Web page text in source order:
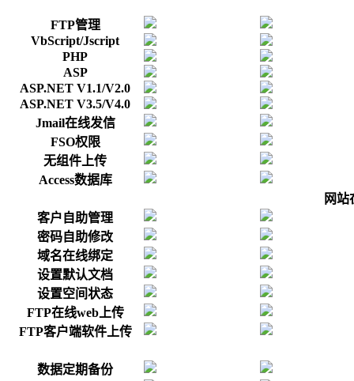
FTP管理
VbScript/Jscript
PHP
ASP
ASP.NET V1.1/V2.0
ASP.NET V3.5/V4.0
Jmail在线发信
FSO权限
无组件上传
Access数据库
网站
客户自助管理
密码自助修改
域名在线绑定
设置默认文档
设置空间状态
FTP在线web上传
FTP客户端软件上传
数据定期备份